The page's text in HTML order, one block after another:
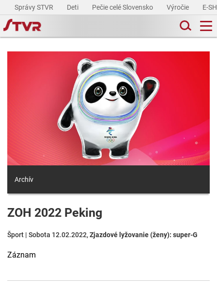
Správy STVR Deti Pečie celé Slovensko Výročie E-
Archív
ZOH 2022 Peking
Šport | Sobota 12.02.2022,Zjazdové lyžovanie (ženy): super-G
Záznam